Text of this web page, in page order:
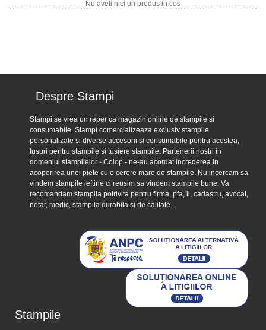
Nu aveti nici un produs in cos
Despre Stampi
Stampi se vrea un reper ca magazin online de stampile si
consumabile. Stampi comercializeaza exclusiv stampile
personalizate si diverse accesorii si consumabile pentru acestea,
tusuri pentru stampile si tusiere stampile. Partenerii nostri in
domeniul stampilelor - Colop - ne-au acordat increderea in
acoperirea unei piete cu o cerere mare de stampile. Nu incercam sa
vindem stampile ieftine ci reusim sa vindem stampile bune. Va
recomandam stampila potrivita pentru firma, pfa, ii, cadastru, avocat,
notar, medic, stampila durabila si de calitate.
Stampile